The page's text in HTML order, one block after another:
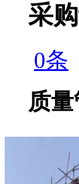
采
0条
质